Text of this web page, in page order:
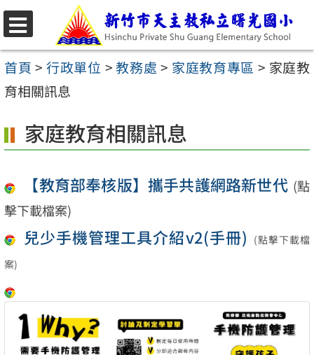
跳
至
主
要
容
區
選
單
首頁 > 行政單位 >教務處 > 家庭教育專區 > 家庭教
育相關訊息
家庭教育相關訊息
【教育部奉核版】攜手共護網路新世代 (點
擊下載檔案)
兒少手機管理工具介紹v2(手冊) (點擊下載檔
案)